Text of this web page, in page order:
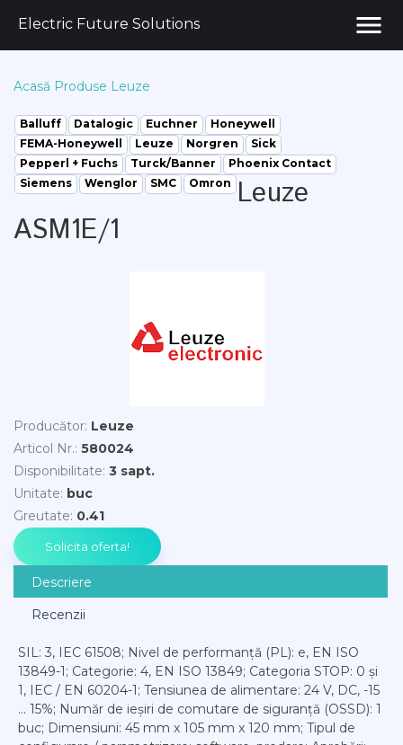
Electric Future Solutions menu
Acasă Produse Leuze
Balluff Datalogic Euchner
Honeywell
FEMA-Honeywell
Leuze Norgren
Sick
Pepperl + Fuchs
Turck/Banner
Phoenix Contact
Siemens
Wenglor SMC Omron
Leuze
ASM1E/1
Producător: Leuze
Articol Nr.: 580024
Disponibilitate: 3 sapt.
Unitate: buc
Greutate: 0.41
Descriere
Recenzii
SIL: 3, IEC 61508; Nivel de performanță (PL): e, EN ISO
13849-1; Categorie: 4, EN ISO 13849; Categoria STOP: 0 și
1, IEC / EN 60204-1; Tensiunea de alimentare: 24 V, DC, -15
... 15%; Număr de ieșiri de comutare de siguranță (OSSD): 1
buc; Dimensiuni: 45 mm x 105 mm x 120 mm; Tipul de